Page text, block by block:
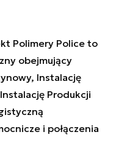
Polimery Police to
obejmujący
Instalację
Produkcji
i połączenia